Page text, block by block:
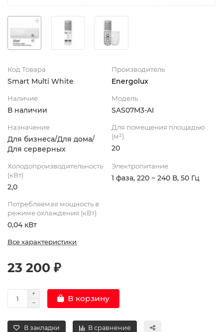
Код Товара
Smart Multi White
Производитель
Energolux
Наличие:
В наличии
Модель
SAS07M3-AI
Назначение
Для бизнеса/Для дома/
Для серверных
Для помещения площадью
(м²)
20
Холодопроизводительность
(кВт)
2,0
Электропитание
1 фаза, 220 ~ 240 В, 50 Гц
Потребляемая мощность в
режиме охлаждения (кВт)
0,04 кВт
Все характеристики
23 200 ₽
В корзину
В закладки В сравнение